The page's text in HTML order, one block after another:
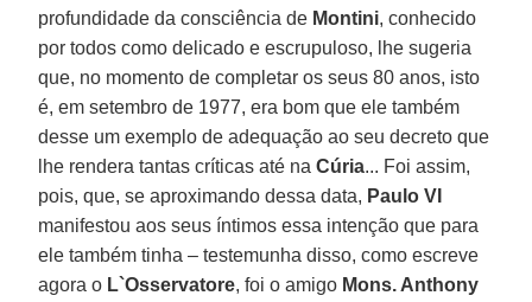
profundidade da consciência de Montini, conhecido
por todos como delicado e escrupuloso, lhe sugeria
que, no momento de completar os seus 80 anos, isto
é, em setembro de 1977, era bom que ele também
desse um exemplo de adequação ao seu decreto que
lhe rendera tantas críticas até naCúria... Foi assim,
pois, que, se aproximando dessa data, Paulo VI
manifestou aos seus íntimos essa intenção que para
ele também tinha – testemunha disso, como escreve
agora o L`Osservatore, foi o amigo Mons. Anthony